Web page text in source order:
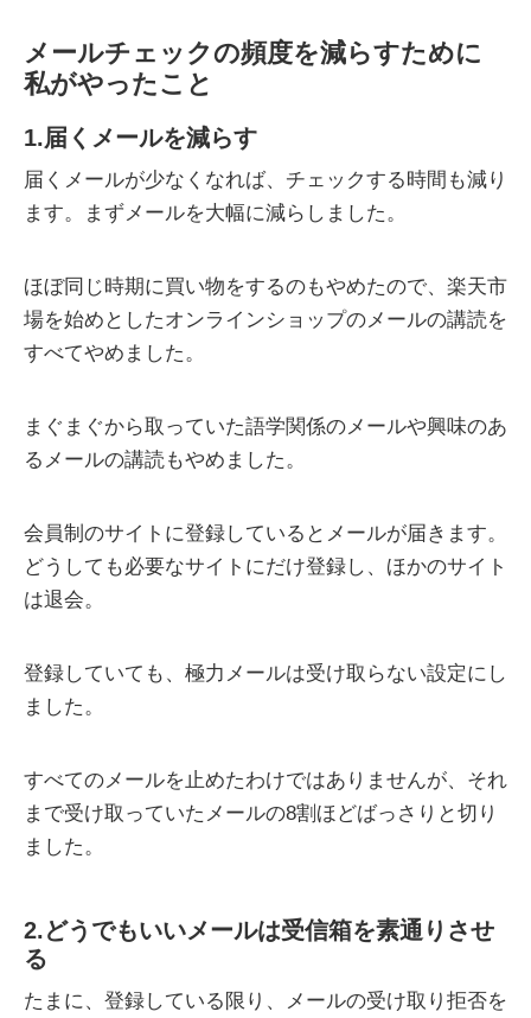
メールチェックの頻度を減らすために
私がやったこと
1.届くメールを減らす
届くメールが少なくなれば、チェックする時間も減り
ます。まずメールを大幅に減らしました。
ほぼ同じ時期に買い物をするのもやめたので、楽天市
場を始めとしたオンラインショップのメールの講読を
すべてやめました。
まぐまぐから取っていた語学関係のメールや興味のあ
るメールの講読もやめました。
会員制のサイトに登録しているとメールが届きます。
どうしても必要なサイトにだけ登録し、ほかのサイト
は退会。
登録していても、極力メールは受け取らない設定にし
ました。
すべてのメールを止めたわけではありませんが、それ
まで受け取っていたメールの8割ほどばっさりと切り
ました。
2.どうでもいいメールは受信箱を素通りさせ
る
たまに、登録している限り、メールの受け取り拒否を